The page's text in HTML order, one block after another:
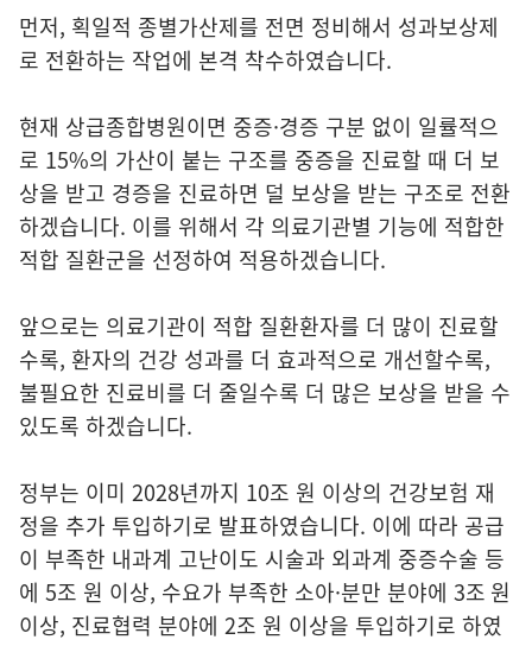
먼저, 획일적 종별가산제를 전면 정비해서 성과보상제
로 전환하는 작업에 본격 착수하였습니다.
현재 상급종합병원이면 중증·경증 구분 없이 일률적으
로 15%의 가산이 붙는 구조를 중증을 진료할 때 더 보
상을 받고 경증을 진료하면 덜 보상을 받는 구조로 전환
하겠습니다. 이를 위해서 각 의료기관별 기능에 적합한
적합 질환군을 선정하여 적용하겠습니다.
앞으로는 의료기관이 적합 질환환자를 더 많이 진료할
수록, 환자의 건강 성과를 더 효과적으로 개선할수록,
불필요한 진료비를 더 줄일수록 더 많은 보상을 받을 수
있도록 하겠습니다.
정부는 이미 2028년까지 10조 원 이상의 건강보험 재
정을 추가 투입하기로 발표하였습니다. 이에 따라 공급
이 부족한 내과계 고난이도 시술과 외과계 중증수술 등
에 5조 원 이상, 수요가 부족한 소아·분만 분야에 3조 원
이상, 진료협력 분야에 2조 원 이상을 투입하기로 하였